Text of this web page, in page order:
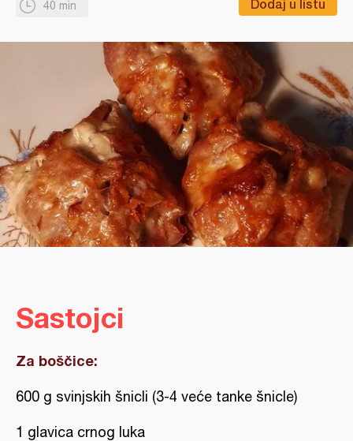
40 min Dodaj u listu
Sastojci
Za boščice:
600 g svinjskih šnicli (3-4 veće tanke šnicle)
1 glavica crnog luka